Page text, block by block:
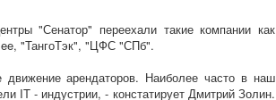
"Сенатор" переехали такие компании как
"ТангоТэк", "ЦФС "СПб".
движение арендаторов. Наиболее часто в наш
IT - индустрии, - констатирует Дмитрий Золин.